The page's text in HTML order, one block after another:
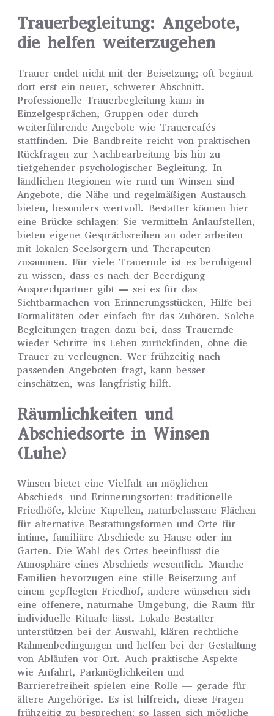
Trauerbegleitung: Angebote,
die helfen weiterzugehen
Trauer endet nicht mit der Beisetzung; oft beginnt
dort erst ein neuer, schwerer Abschnitt.
Professionelle Trauerbegleitung kann in
Einzelgesprächen, Gruppen oder durch
weiterführende Angebote wie Trauercafés
stattfinden. Die Bandbreite reicht von praktischen
Rückfragen zur Nachbearbeitung bis hin zu
tiefgehender psychologischer Begleitung. In
ländlichen Regionen wie rund um Winsen sind
Angebote, die Nähe und regelmäßigen Austausch
bieten, besonders wertvoll. Bestatter können hier
eine Brücke schlagen: Sie vermitteln Anlaufstellen,
bieten eigene Gesprächsreihen an oder arbeiten
mit lokalen Seelsorgern und Therapeuten
zusammen. Für viele Trauernde ist es beruhigend
zu wissen, dass es nach der Beerdigung
Ansprechpartner gibt — sei es für das
Sichtbarmachen von Erinnerungsstücken, Hilfe bei
Formalitäten oder einfach für das Zuhören. Solche
Begleitungen tragen dazu bei, dass Trauernde
wieder Schritte ins Leben zurückfinden, ohne die
Trauer zu verleugnen. Wer frühzeitig nach
passenden Angeboten fragt, kann besser
einschätzen, was langfristig hilft.
Räumlichkeiten und
Abschiedsorte in Winsen
(Luhe)
Winsen bietet eine Vielfalt an möglichen
Abschieds- und Erinnerungsorten: traditionelle
Friedhöfe, kleine Kapellen, naturbelassene Flächen
für alternative Bestattungsformen und Orte für
intime, familiäre Abschiede zu Hause oder im
Garten. Die Wahl des Ortes beeinflusst die
Atmosphäre eines Abschieds wesentlich. Manche
Familien bevorzugen eine stille Beisetzung auf
einem gepflegten Friedhof, andere wünschen sich
eine offenere, naturnahe Umgebung, die Raum für
individuelle Rituale lässt. Lokale Bestatter
unterstützen bei der Auswahl, klären rechtliche
Rahmenbedingungen und helfen bei der Gestaltung
von Abläufen vor Ort. Auch praktische Aspekte
wie Anfahrt, Parkmöglichkeiten und
Barrierefreiheit spielen eine Rolle — gerade für
ältere Angehörige. Es ist hilfreich, diese Fragen
frühzeitig zu besprechen; so lassen sich mögliche